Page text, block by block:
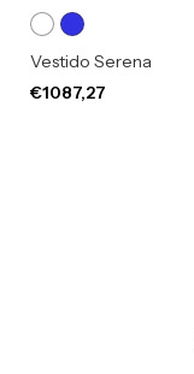
Vestido Serena
€1087,27